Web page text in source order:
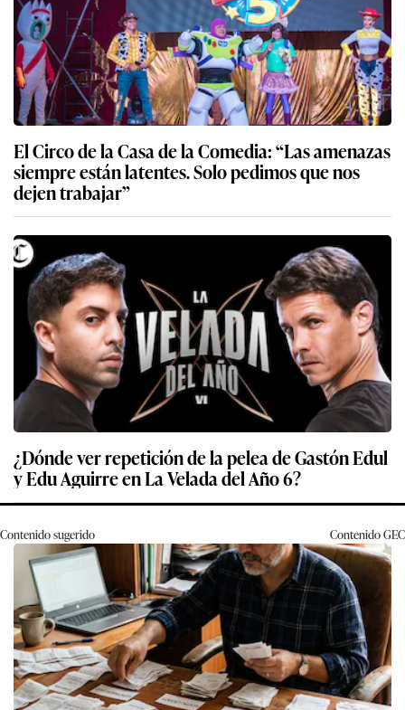
El Circo de la Casa de la Comedia: “Las amenazas
siempre están latentes. Solo pedimos que nos
dejen trabajar”
¿Dónde ver repetición de la pelea de Gastón Edul
y Edu Aguirre en La Velada del Año 6?
Contenido sugerido ContenidoGEC